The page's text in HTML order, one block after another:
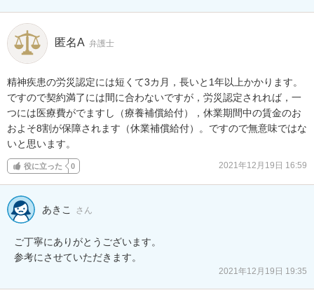
匿名A 弁護士
精神疾患の労災認定には短くて3カ月，長いと1年以上かかります。
ですので契約満了には間に合わないですが，労災認定されれば，一
つには医療費がでますし（療養補償給付），休業期間中の賃金のお
およそ8割が保障されます（休業補償給付）。ですので無意味ではな
いと思います。
役に立った 0 2021年12月19日 16:59
あきこ さん
ご丁寧にありがとうございます。
参考にさせていただきます。
2021年12月19日 19:35